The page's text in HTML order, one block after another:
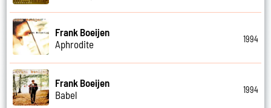
Frank Boeijen
Aphrodite
1994
Frank Boeijen
Babel
1994